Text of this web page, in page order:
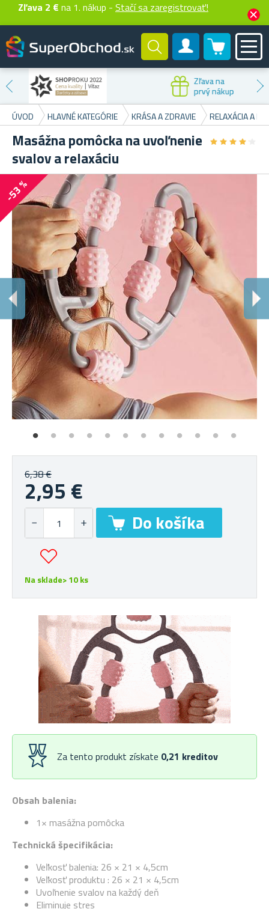
Zľava 2 € na 1. nákup - Stačí sa zaregistrovať!
Zákaznícky účet
0 produktů
Zľava na
prvý nákup
ÚVOD HLAVNÉ KATEGÓRIE KRÁSA A ZDRAVIE RELAXÁCIA A
Masážna pomôcka na uvoľnenie
svalov a relaxáciu
★★★★★
★★★★★
-53 %
Obsah balenia:
1× masážna pomôcka
Technická špecifikácia:
Veľkosť balenia: 26 × 21 × 4,5cm
Veľkosť produktu : 26 × 21 × 4,5cm
Uvoľnenie svalov na každý deň
Eliminuje stres
6,38 €
2,95 €
Na sklade> 10 ks
Za tento produkt získate 0,21 kreditov